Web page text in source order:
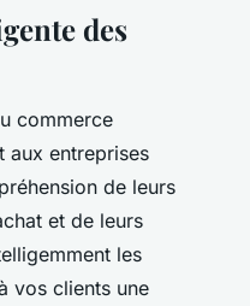
des
commerce
aux entreprises
de leurs
et de leurs
les
vos clients une